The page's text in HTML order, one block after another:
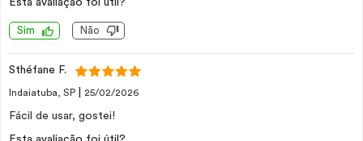
Esta avaliação foi útil?
Sim Não
Sthéfane F.
Indaiatuba, SP 25/02/2026
Fácil de usar, gostei!